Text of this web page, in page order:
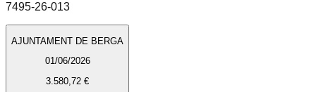
7495-26-013
AJUNTAMENT DE BERGA
01/06/2026
3.580,72 €